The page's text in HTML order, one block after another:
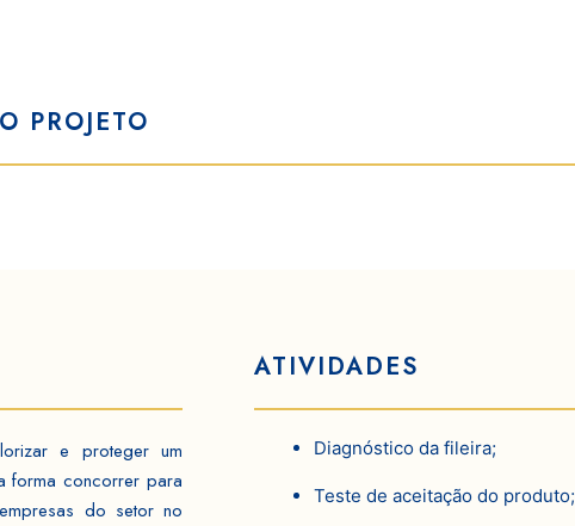
PROJETO
e proteger um
forma concorrer para
do setor no
ATIVIDADES
Diagnóstico da fileira;
Teste de aceitação do produto;